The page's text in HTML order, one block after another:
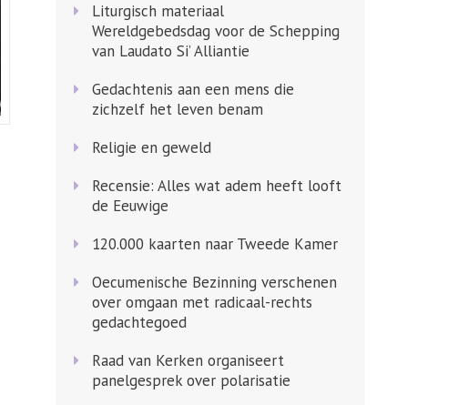
Liturgisch materiaal
Wereldgebedsdag voor de Schepping
van Laudato Si’ Alliantie
Gedachtenis aan een mens die
zichzelf het leven benam
Religie en geweld
Recensie: Alles wat adem heeft looft
de Eeuwige
120.000 kaarten naar Tweede Kamer
Oecumenische Bezinning verschenen
over omgaan met radicaal-rechts
gedachtegoed
Raad van Kerken organiseert
panelgesprek over polarisatie